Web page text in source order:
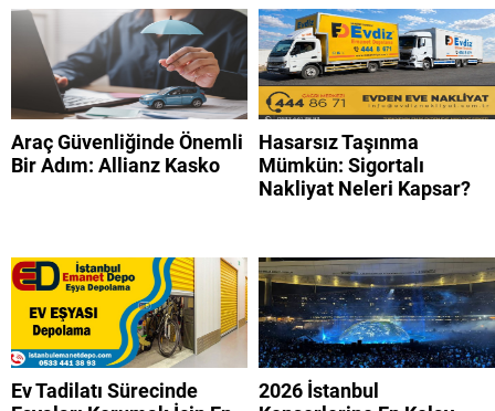
Araç Güvenliğinde Önemli
Bir Adım: Allianz Kasko
Hasarsız Taşınma
Mümkün: Sigortalı
Nakliyat Neleri Kapsar?
Ev Tadilatı Sürecinde
2026 İstanbul